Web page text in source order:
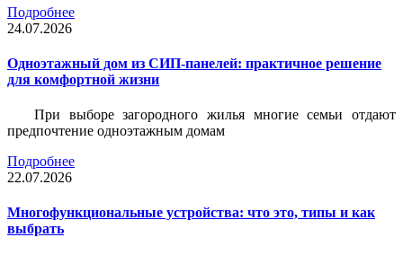
Подробнее
24.07.2026
Одноэтажный дом из СИП-панелей: практичное решение
для комфортной жизни
При выборе загородного жилья многие семьи отдают
предпочтение одноэтажным домам
Подробнее
22.07.2026
Многофункциональные устройства: что это, типы и как
выбрать